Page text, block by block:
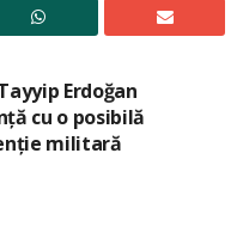
Erdoğan
cu o posibilă
militară